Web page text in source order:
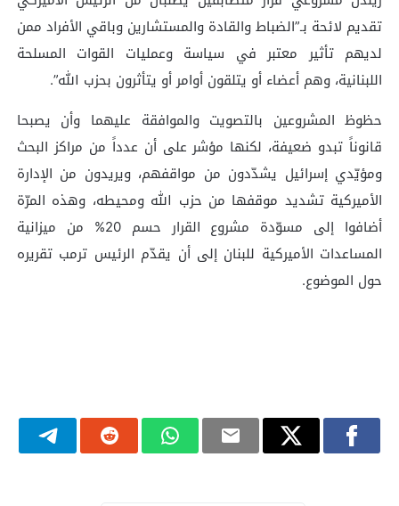
تقديم لائحة بـ”الضباط والقادة والمستشارين وباقي الأفراد ممن
لديهم تأثير معتبر في سياسة وعمليات القوات المسلحة
اللبنانية، وهم أعضاء أو يتلقون أوامر أو يتأثرون بحزب الله”.
حظوظ المشروعين بالتصويت والموافقة عليهما وأن يصبحا
قانوناً تبدو ضعيفة، لكنها مؤشر على أن عدداً من مراكز البحث
ومؤيّدي إسرائيل يشدّدون من مواقفهم، ويريدون من الإدارة
الأميركية تشديد موقفها من حزب الله ومحيطه، وهذه المرّة
أضافوا إلى مسوّدة مشروع القرار حسم 20% من ميزانية
المساعدات الأميركية للبنان إلى أن يقدّم الرئيس ترمب تقريره
حول الموضوع.